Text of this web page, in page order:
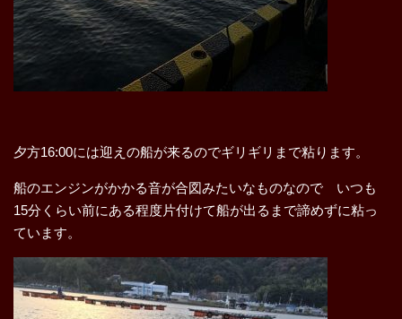
夕方16:00には迎えの船が来るのでギリギリまで粘ります。
船のエンジンがかかる音が合図みたいなものなので いつも
15分くらい前にある程度片付けて船が出るまで諦めずに粘っ
ています。